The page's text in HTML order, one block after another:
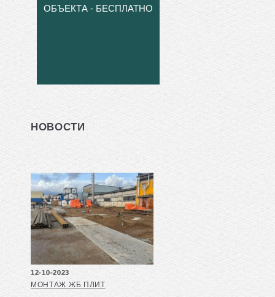
ОБЪЕКТА - БЕСПЛАТНО
НОВОСТИ
12-10-2023
МОНТАЖ ЖБ ПЛИТ